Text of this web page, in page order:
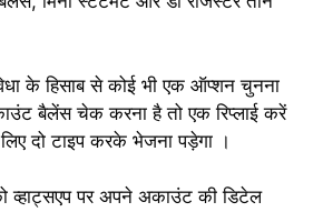
के हिसाब से कोई भी एक ऑप्शन चुनना
बैलेंस चेक करना है तो एक रिप्लाई करें
दो टाइप करके भेजना पड़ेगा ।
व्हाट्सएप पर अपने अकाउंट की डिटेल